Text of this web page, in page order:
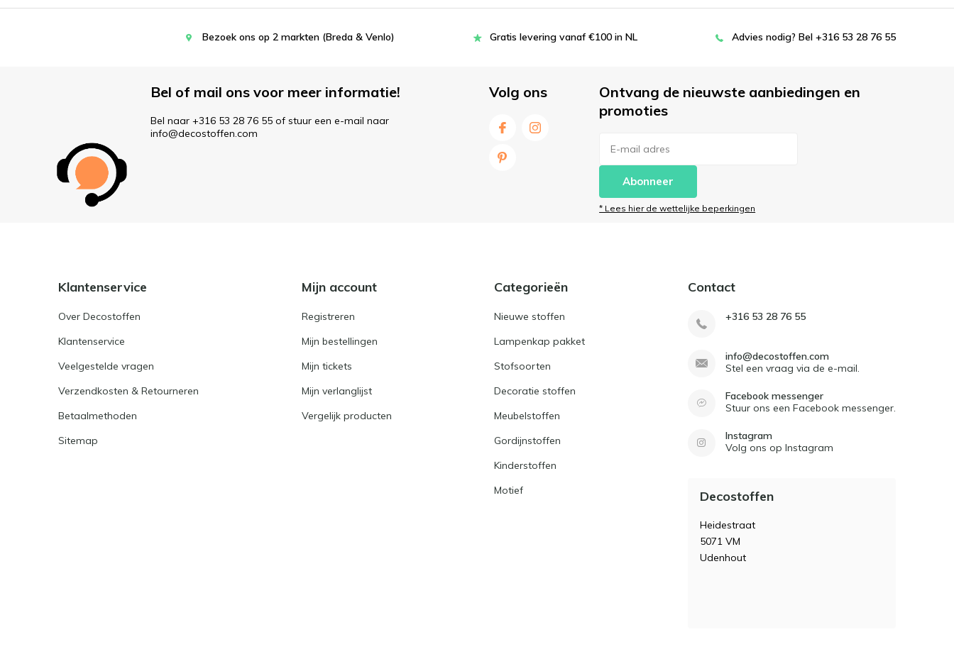
Bezoek ons op 2 markten (Breda & Venlo) Gratis levering vanaf €100 in NL Advies nodig? Bel +316 53 28 76 55
Bel of mail ons voor meer informatie!
Bel naar +316 53 28 76 55 of stuur een e-mail naar
info@decostoffen.com
Volg ons
Ontvang de nieuwste aanbiedingen en
promoties
Abonneer
* Lees hier de wettelijke beperkingen
Klantenservice
Over Decostoffen
Klantenservice
Veelgestelde vragen
Verzendkosten & Retourneren
Betaalmethoden
Sitemap
Mijn account
Registreren
Mijn bestellingen
Mijn tickets
Mijn verlanglijst
Vergelijk producten
Categorieën
Nieuwe stoffen
Lampenkap pakket
Stofsoorten
Decoratie stoffen
Meubelstoffen
Gordijnstoffen
Kinderstoffen
Motief
Contact
+316 53 28 76 55
info@decostoffen.com
Stel een vraag via de e-mail.
Facebook messenger
Stuur ons een Facebook messenger.
Instagram
Volg ons op Instagram
Decostoffen
Heidestraat
5071 VM
Udenhout